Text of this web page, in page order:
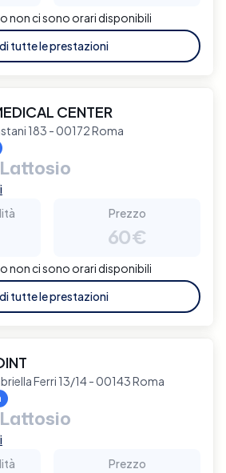
non ci sono orari disponibili
tutte le prestazioni
CENTER
183 - 00172 Roma
Prezzo
60€
non ci sono orari disponibili
tutte le prestazioni
Ferri 13/14 - 00143 Roma
Prezzo